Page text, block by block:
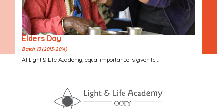
Elders Day
Batch 13 (2013-2014)
At Light & Life Academy, equal importance is given to ...